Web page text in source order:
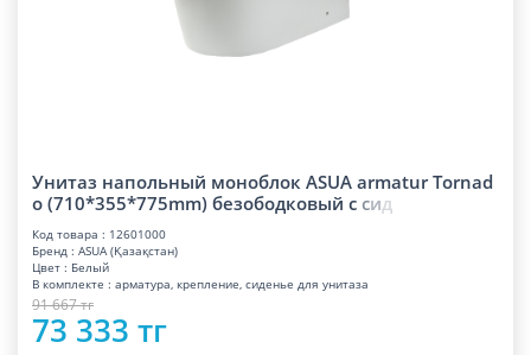
Унитаз напольный моноблок ASUA armatur Tornad
o (710*355*775mm) безободковый с сид
Код товара : 12601000
Бренд : ASUA (Қазақстан)
Цвет : Белый
В комплекте : арматура, крепление, сиденье для унитаза
91 667 тг
73 333 тг